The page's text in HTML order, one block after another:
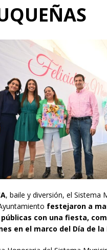
, baile y diversión, el Sistema
festejaron a
con una fiesta,
en el marco del Día de la